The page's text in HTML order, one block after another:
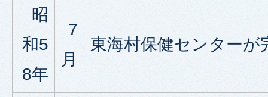
昭
和5
8年
7
月
東海村保健センターが